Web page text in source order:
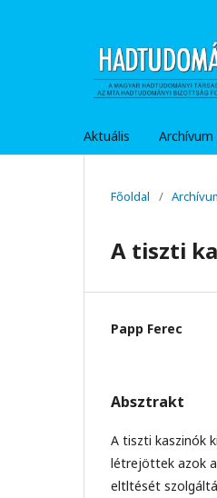
Aktuális Archívum
Főoldal /
A tiszti
Papp Ferec
Absztrakt
A tiszti kaszinók
létrejöttek azok
eltltését